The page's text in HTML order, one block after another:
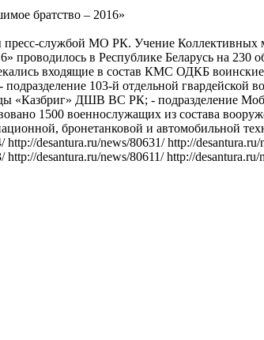
братство – 2016»
службой МО РК. Учение Коллективных
проводилось в Республике Беларусь на
входящие в состав КМС ОДКБ
подразделение 103-й отдельной
«Казбриг» ДШВ ВС РК; - подразделение
1500 военнослужащих из состава
бронетанковой и автомобильной
http://desantura.ru/news/80631/ http://
http://desantura.ru/news/80611/ http://desantura.ru/